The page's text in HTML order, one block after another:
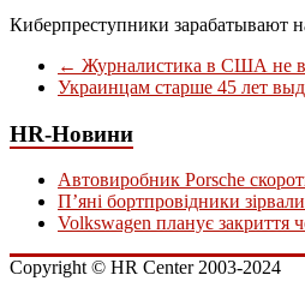
Киберпреступники зарабатывают
← Журналистика в США не в
Украинцам старше 45 лет
HR-Новини
Автовиробник Porsche
П’яні бортпровідники
Volkswagen планує закриття
Copyright © HR Center 2003-2024